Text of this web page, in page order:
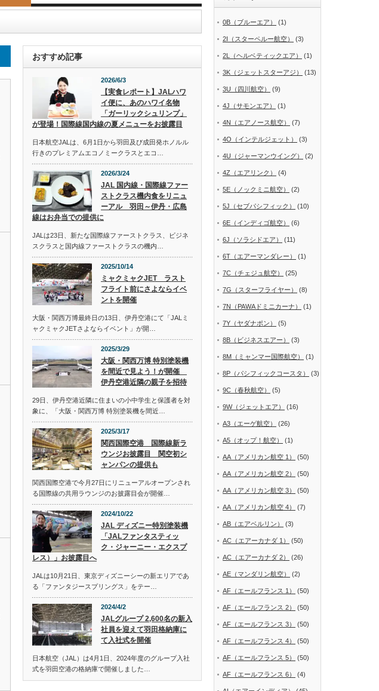
おすすめ記事
2026/6/3
【実食レポート】JALハワ
イ便に、あのハワイ名物
「ガーリックシュリンプ」
が登場！国際線国内線の夏メニューをお披露目
日本航空JALは、6月1日から羽田及び成田発ホノルル
行きのプレミアムエコノミークラスとエコ…
2026/3/24
JAL 国内線・国際線ファー
ストクラス機内食をリニュ
ーアル 羽田～伊丹・広島
線はお弁当での提供に
JALは23日、新たな国際線ファーストクラス、ビジネ
スクラスと国内線ファーストクラスの機内…
2025/10/14
ミャクミャクJET ラスト
フライト前にさよならイベ
ントを開催
大阪・関西万博最終日の13日、伊丹空港にて「JALミ
ャクミャクJETさよならイベント」が開…
2025/3/29
大阪・関西万博 特別塗装機
を間近で見よう！が開催
伊丹空港近隣の親子を招待
29日、伊丹空港近隣に住まいの小中学生と保護者を対
象に、「大阪・関西万博 特別塗装機を間近…
2025/3/17
関西国際空港 国際線新ラ
ウンジお披露目 関空初シ
ャンパンの提供も
関西国際空港で今月27日にリニューアルオープンされ
る国際線の共用ラウンジのお披露目会が開催…
2024/10/22
JAL ディズニー特別塗装機
「JALファンタスティッ
ク・ジャーニー・エクスプ
レス）」お披露目へ
JALは10月21日、東京ディズニーシーの新エリアであ
る「ファンタジースプリングス」をテー…
2024/4/2
JALグループ 2,600名の新入
社員を迎えて羽田格納庫に
て入社式を開催
日本航空（JAL）は4月1日、2024年度のグループ入社
式を羽田空港の格納庫で開催しました…
0B（ブルーエア） (1)
2I（スターペルー航空） (3)
2L（ヘルベティックエア） (1)
3K（ジェットスターアジ） (13)
3U（四川航空） (9)
4J（サモンエア） (1)
4N（エアノース航空） (7)
4O（インテルジェット） (3)
4U（ジャーマンウイング） (2)
4Z（エアリンク） (4)
5E（ノックミニ航空） (2)
5J（セブパシフィック） (10)
6E（インディゴ航空） (6)
6J（ソラシドエア） (11)
6T（エアーマンダレー） (1)
7C（チェジュ航空） (25)
7G（スターフライヤー） (8)
7N（PAWAドミニカーナ） (1)
7Y（ヤダナポン） (5)
8B（ビジネスエアー） (3)
8M（ミャンマー国際航空） (1)
8P（パシフィックコースタ） (3)
9C（春秋航空） (5)
9W（ジェットエア） (16)
A3（エーゲ航空） (26)
A5（オップ！航空） (1)
AA（アメリカン航空 1） (50)
AA（アメリカン航空 2） (50)
AA（アメリカン航空 3） (50)
AA（アメリカン航空 4） (7)
AB（エアベルリン） (3)
AC（エアーカナダ 1） (50)
AC（エアーカナダ 2） (26)
AE（マンダリン航空） (2)
AF（エールフランス 1） (50)
AF（エールフランス 2） (50)
AF（エールフランス 3） (50)
AF（エールフランス 4） (50)
AF（エールフランス 5） (50)
AF（エールフランス 6） (4)